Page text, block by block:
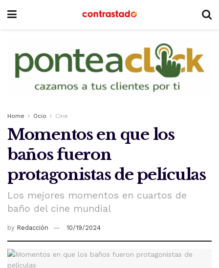
Home Ocio Cine
Momentos en que los
baños fueron
protagonistas de películas
Los mejores momentos en cuartos de
baño del cine mundial
by Redacción 10/19/2024